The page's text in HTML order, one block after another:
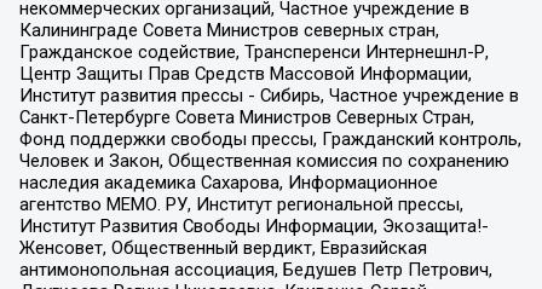
некоммерческих организаций, Частное учреждение в
Калининграде Совета Министров северных стран,
Гражданское содействие, Трансперенси Интернешнл-Р,
Центр Защиты Прав Средств Массовой Информации,
Институт развития прессы - Сибирь, Частное учреждение в
Санкт-Петербурге Совета Министров Северных Стран,
Фонд поддержки свободы прессы, Гражданский контроль,
Человек и Закон, Общественная комиссия по сохранению
наследия академика Сахарова, Информационное
агентство МЕМО. РУ, Институт региональной прессы,
Институт Развития Свободы Информации, Экозащита!-
Женсовет, Общественный вердикт, Евразийская
антимонопольная ассоциация, Бедушев Петр Петрович,